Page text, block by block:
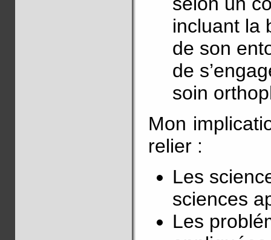
incluant la
de son
de
soin
Mon
relier :
Les
sciences
Les